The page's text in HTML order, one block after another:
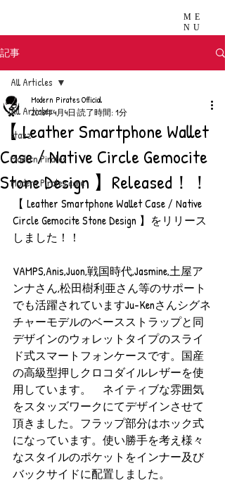
ME
NU
記事
All Articles
stazz
Modern Pirates
Modern Pirates care
All Articles
【 Leather Smartphone Wallet
Case / Native Circle Gemocite
Stone Design 】Released！！
Modern Pirates Official
2018年4月4日 読了時間: 1分
【 Leather Smartphone Wallet Case / Native
Circle Gemocite Stone Design 】をリリース
しました！！
VAMPS,Anis,Juon,戦国時代,Jasmine,土屋ア
ンナさん,松田樹利亜さん等のサポート
でも活躍されていますJu-Kenさんシグネ
チャーモデルのベースストラップと同
デザインのウォレットタイプのスライ
ド式スマートフォンケースです。国産
の高級型押しクロコダイルレザーを使
用しています。　ネイティブな雰囲気
をスタッズワークにてデザインさせて
頂きました。フラップ部分はホック式
になっています。使い勝手を考え様々
なスタイルのポケットをインナー及び
バックサイドに配置しました。